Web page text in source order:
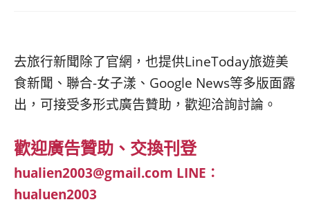
去旅行新聞除了官網，也提供LineToday旅遊美
食新聞、聯合-女子漾、Google News等多版面露
出，可接受多形式廣告贊助，歡迎洽詢討論。
歡迎廣告贊助、交換刊登
hualien2003@gmail.com LINE：
hualuen2003